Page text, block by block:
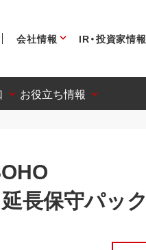
会社情報 IR・投資家情報
お役立ち情報
長保守パック